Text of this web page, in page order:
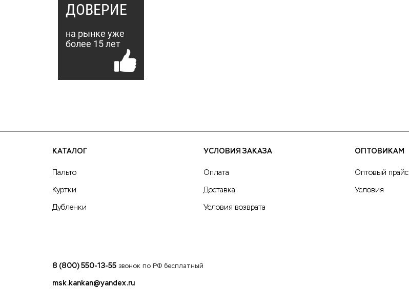
ДОВЕРИЕ
на рынке уже
более 15 лет
КАТАЛОГ
Пальто
Куртки
Дубленки
УСЛОВИЯ ЗАКАЗА
Оплата
Доставка
Условия возврата
ОПТОВИКАМ
Оптовый прайс
Условия
8 (800) 550-13-55 звонок по РФ бесплатный
msk.kankan@yandex.ru